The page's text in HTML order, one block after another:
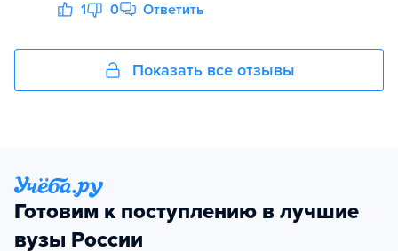
1 0 Ответить
Показать все отзывы
Готовим к поступлению в лучшие
вузы России